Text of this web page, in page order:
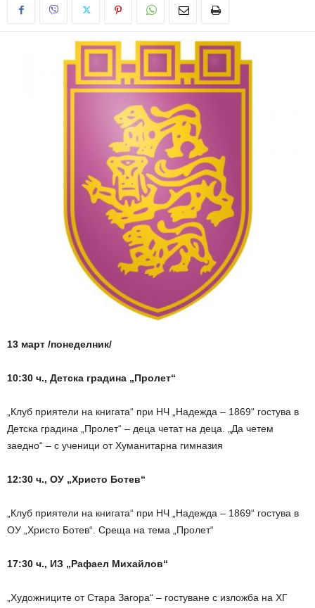
13 март /понеделник/
10:30 ч., Детска градина „Пролет“
„Клуб приятели на книгата“ при НЧ „Надежда – 1869“ гостува в
Детска градина „Пролет“ – деца четат на деца. „Да четем
заедно“ – с ученици от Хуманитарна гимназия
12:30 ч., ОУ „Христо Ботев“
„Клуб приятели на книгата“ при НЧ „Надежда – 1869“ гостува в
ОУ „Христо Ботев“. Среща на тема „Пролет“
17:30 ч., ИЗ „Рафаел Михайлов“
„Художниците от Стара Загора“ – гостуване с изложба на ХГ